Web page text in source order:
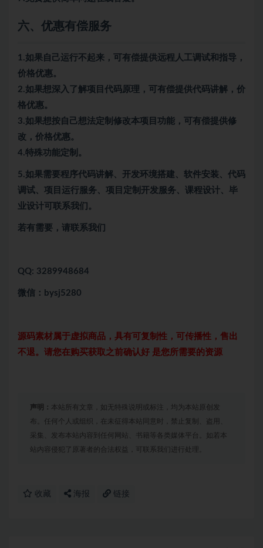
六、优惠有偿服务
1.如果自己运行不起来，可有偿提供远程人工调试和指导，
价格优惠。
2.如果想深入了解项目代码原理，可有偿提供代码讲解，价
格优惠。
3.如果想按自己想法定制修改本项目功能，可有偿提供修
改，价格优惠。
4.特殊功能定制。
5.如果需要程序代码讲解、开发环境搭建、软件安装、代码
调试、项目运行服务、项目定制开发服务、课程设计、毕
业设计可联系我们。
若有需要，请联系我们
QQ: 3289948684
微信：bysj5280
源码素材属于虚拟商品，具有可复制性，可传播性，售出
不退。请您在购买获取之前确认好 是您所需要的资源
声明： 本站所有文章，如无特殊说明或标注，均为本站原创发
布。任何个人或组织，在未征得本站同意时，禁止复制、盗用、
采集、发布本站内容到任何网站、书籍等各类媒体平台。如若本
站内容侵犯了原著者的合法权益，可联系我们进行处理。
收藏 海报 链接